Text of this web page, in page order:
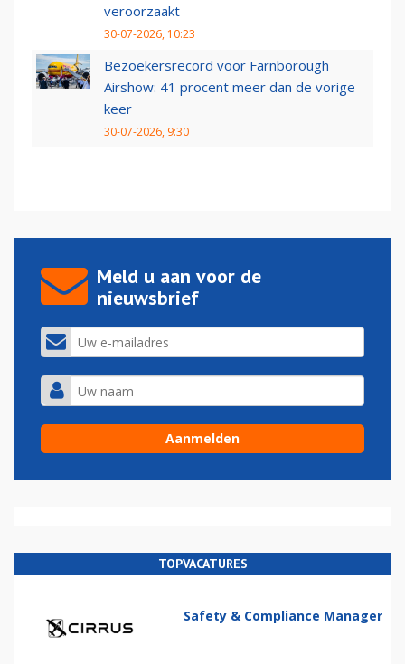
veroorzaakt
30-07-2026, 10:23
Bezoekersrecord voor Farnborough
Airshow: 41 procent meer dan de vorige
keer
30-07-2026, 9:30
Meld u aan voor de
nieuwsbrief
TOPVACATURES
Safety & Compliance Manager